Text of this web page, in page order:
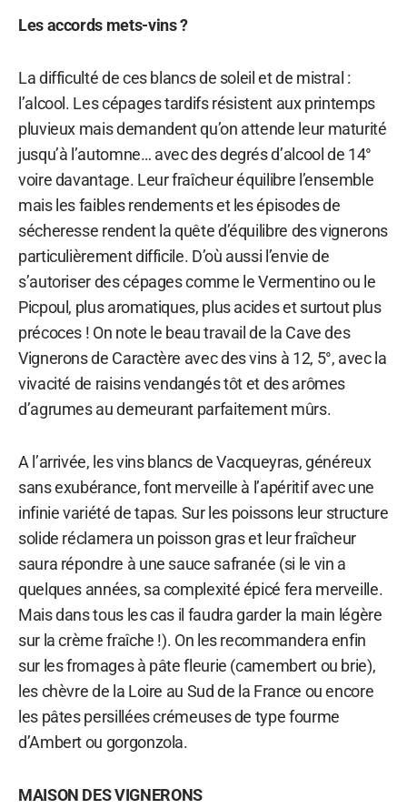
Les accords mets-vins ?
La difficulté de ces blancs de soleil et de mistral :
l’alcool. Les cépages tardifs résistent aux printemps
pluvieux mais demandent qu’on attende leur maturité
jusqu’à l’automne… avec des degrés d’alcool de 14°
voire davantage. Leur fraîcheur équilibre l’ensemble
mais les faibles rendements et les épisodes de
sécheresse rendent la quête d’équilibre des vignerons
particulièrement difficile. D’où aussi l’envie de
s’autoriser des cépages comme le Vermentino ou le
Picpoul, plus aromatiques, plus acides et surtout plus
précoces ! On note le beau travail de la Cave des
Vignerons de Caractère avec des vins à 12, 5°, avec la
vivacité de raisins vendangés tôt et des arômes
d’agrumes au demeurant parfaitement mûrs.
A l’arrivée, les vins blancs de Vacqueyras, généreux
sans exubérance, font merveille à l’apéritif avec une
infinie variété de tapas. Sur les poissons leur structure
solide réclamera un poisson gras et leur fraîcheur
saura répondre à une sauce safranée (si le vin a
quelques années, sa complexité épicé fera merveille.
Mais dans tous les cas il faudra garder la main légère
sur la crème fraîche !). On les recommandera enfin
sur les fromages à pâte fleurie (camembert ou brie),
les chèvre de la Loire au Sud de la France ou encore
les pâtes persillées crémeuses de type fourme
d’Ambert ou gorgonzola.
MAISON DES VIGNERONS